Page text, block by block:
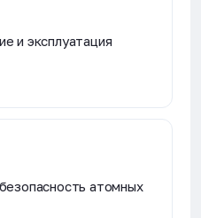
и эксплуатация
атомных